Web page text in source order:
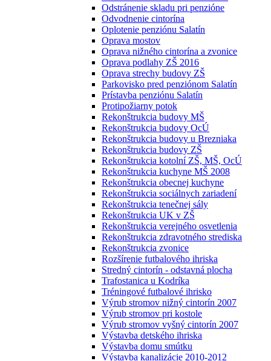
Odstránenie skladu pri penzióne
Odvodnenie cintorína
Oplotenie penziónu Salatín
Oprava mostov
Oprava nižného cintorína a zvonice
Oprava podlahy ZŠ 2016
Oprava strechy budovy ZŠ
Parkovisko pred penziónom Salatín
Prístavba penziónu Salatín
Protipožiarny potok
Rekonštrukcia budovy MŠ
Rekonštrukcia budovy OcÚ
Rekonštrukcia budovy u Brezniaka
Rekonštrukcia budovy ZŠ
Rekonštrukcia kotolní ZŠ, MŠ, OcÚ
Rekonštrukcia kuchyne MŠ 2008
Rekonštrukcia obecnej kuchyne
Rekonštrukcia sociálnych zariadení
Rekonštrukcia tenečnej sály
Rekonštrukcia UK v ZŠ
Rekonštrukcia verejného osvetlenia
Rekonštrukcia zdravotného strediska
Rekonštrukcia zvonice
Rozšírenie futbalového ihriska
Stredný cintorín - odstavná plocha
Trafostanica u Kodríka
Tréningové futbalové ihrisko
Výrub stromov nižný cintorín 2007
Výrub stromov pri kostole
Výrub stromov vyšný cintorín 2007
Výstavba detského ihriska
Výstavba domu smútku
Výstavba kanalizácie 2010-2012